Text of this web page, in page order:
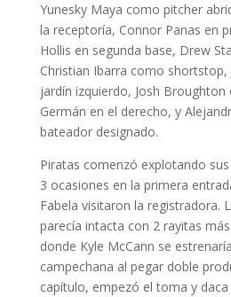
Yunesky Maya como pitcher
la receptoría, Connor Panas en
Hollis en segunda base, Drew
Christian Ibarra como shortstop,
jardín izquierdo, Josh Broughton
Germán en el derecho, y
bateador designado.
Piratas comenzó explotando
3 ocasiones en la primera
Fabela visitaron la registradora.
parecía intacta con 2 rayitas
donde Kyle McCann se
campechana al pegar doble
capítulo, empezó el toma y